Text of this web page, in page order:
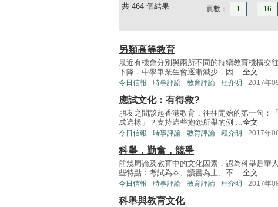
共 464 個結果 頁數： 1 ... 16
另類高等教育
最近有機會分別與兩所不同的持續教育機構交
下降，中學畢業生會逐漸減少，因 ...全文
今日信報 時事評論 教育評論 程介明 2017年
應試文化：有得救?
朋友之間談起香港教育，往往開始的第一句：
成這樣」？支持這些抱怨所舉的例 ...全文
今日信報 時事評論 教育評論 程介明 2017年
科舉．勤奮．競爭
前幾周論及教育中的文化因素，認為科舉是華
些特點：考試為本、讀書為上、不 ...全文
今日信報 時事評論 教育評論 程介明 2017年
科舉與教育文化